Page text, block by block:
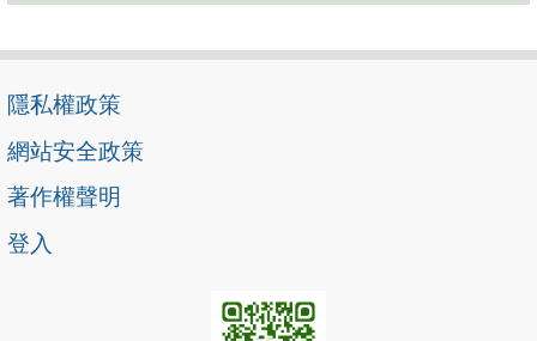
隱私權政策
網站安全政策
著作權聲明
登入